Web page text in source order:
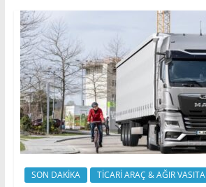
SON DAKİKA TİCARİ ARAÇ & AĞIR VASITA